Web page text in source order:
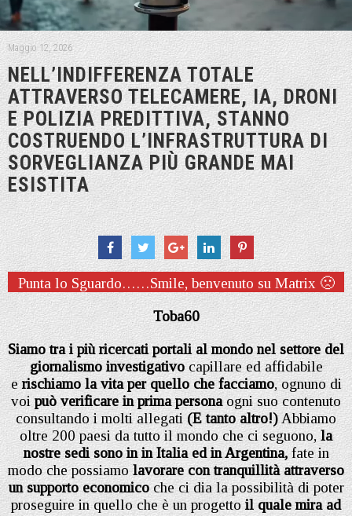
Maggio 12, 2026
NELL’INDIFFERENZA TOTALE
ATTRAVERSO TELECAMERE, IA, DRONI
E POLIZIA PREDITTIVA, STANNO
COSTRUENDO L’INFRASTRUTTURA DI
SORVEGLIANZA PIÙ GRANDE MAI
ESISTITA
Punta lo Sguardo……Smile, benvenuto su Matrix 🙁
Toba60
Siamo tra i più ricercati portali al mondo nel settore del
giornalismo investigativocapillare ed affidabile
erischiamo la vita per quello che facciamo, ognuno di
voipuò verificare in prima personaogni suo contenuto
consultando i molti allegati(E tanto altro!)Abbiamo
oltre 200 paesi da tutto il mondo che ci seguono,la
nostre sedi sono in in Italia ed in Argentina,fate in
modo che possiamolavorare con tranquillità attraverso
un supporto economicoche ci dia la possibilità di poter
proseguire in quello che è un progettoil quale mira ad